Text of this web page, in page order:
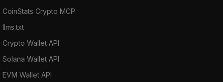
CoinStats Crypto MCP
llms.txt
Crypto Wallet API
Solana Wallet API
EVM Wallet API